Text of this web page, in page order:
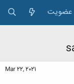
عضویت
Mar 22, 2021